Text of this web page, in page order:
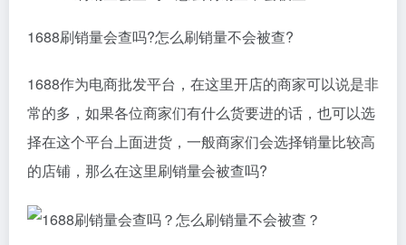
1688刷销量会查吗?怎么刷销量不会被查?
1688作为电商批发平台，在这里开店的商家可以说是非
常的多，如果各位商家们有什么货要进的话，也可以选
择在这个平台上面进货，一般商家们会选择销量比较高
的店铺，那么在这里刷销量会被查吗?